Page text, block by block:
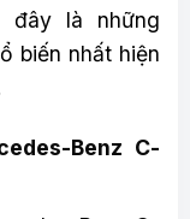
đây là những
biến nhất hiện
Benz C-